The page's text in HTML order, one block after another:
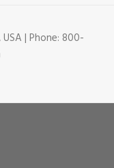
| Phone: 800-